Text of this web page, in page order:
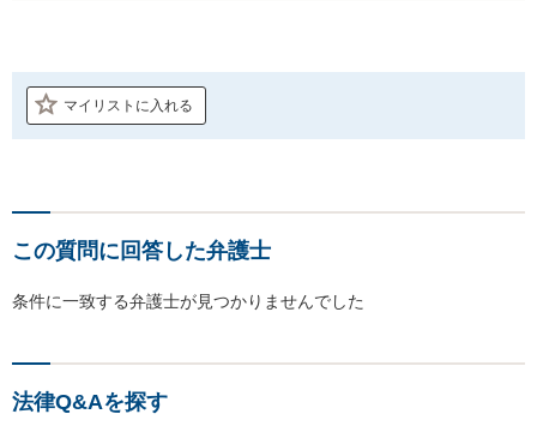
マイリストに入れる
この質問に回答した弁護士
条件に一致する弁護士が見つかりませんでした
法律Q&Aを探す